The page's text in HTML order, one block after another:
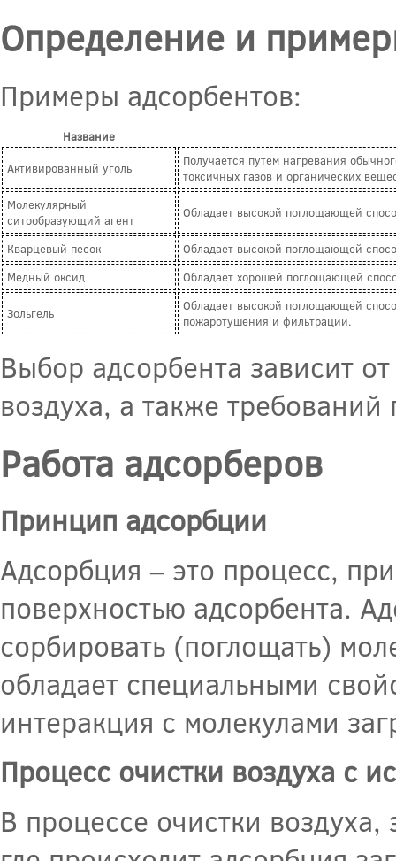
Определение и
Примеры адсорбентов:
Название
Активированный уголь
Получается путем нагревания
токсичных газов и органических
Молекулярный
ситообразующий агент
Обладает высокой поглощающей
Кварцевый песок
Обладает высокой поглощающей
Медный оксид
Обладает хорошей поглощающей
Зольгель
Обладает высокой поглощающей
пожаротушения и фильтрации.
Выбор адсорбента зависит
воздуха, а также
Работа адсорберов
Принцип адсорбции
Адсорбция – это процесс,
поверхностью адсорбента.
сорбировать (поглощать)
обладает специальными
интеракция с молекулами
Процесс очистки воздуха с
В процессе очистки